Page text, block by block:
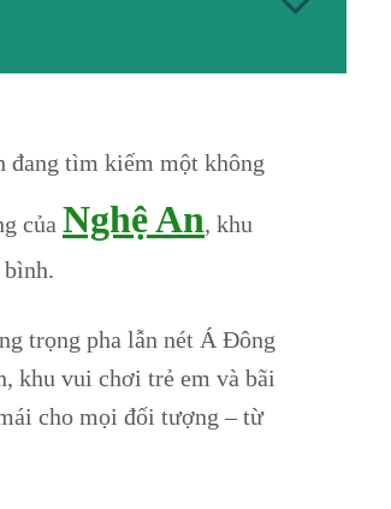
đang tìm kiếm một không
của Nghệ An, khu
trọng pha lẫn nét Á Đông
khu vui chơi trẻ em và bãi
cho mọi đối tượng – từ